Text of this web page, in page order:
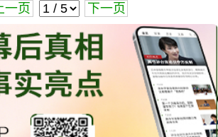
一页 下一页